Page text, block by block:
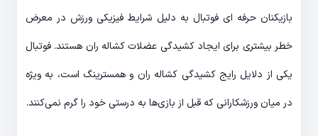
بازیکنان حرفه ای فوتبال به دلیل شرایط فیزیکی ورزش در معرض
خطر بیشتری برای ایجاد کشیدگی عضلات کشاله ران هستند. فوتبال
یکی از دلایل رایج کشیدگی کشاله ران و همسترینگ است، به ویژه
در میان ورزشکارانی که قبل از بازی‌ها به درستی خود را گرم نمی‌کنند.